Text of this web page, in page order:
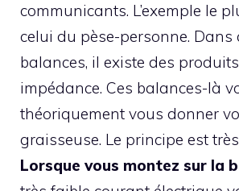
communicants. L’exemple le
celui du pèse-personne. Dans
balances, il existe des
impédance. Ces balances-là
théoriquement vous donner
graisseuse. Le principe est
Lorsque vous montez sur la